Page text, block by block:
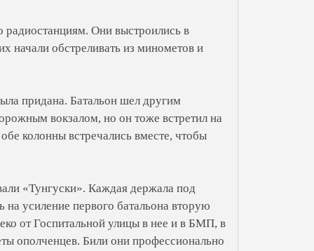
Они выстроились в
начали обстреливать из минометов и
придана. Батальон шел другим
вокзалом, но он тоже встретил на
колонны встречались вместе, чтобы
«Тунгуски». Каждая держала под
усиление первого батальона вторую
от Госпитальной улицы в нее и в БМП, в
ополченцев. Били они профессионально